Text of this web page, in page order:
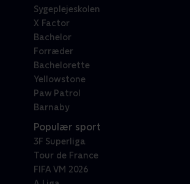
Sygeplejeskolen
X Factor
Bachelor
Forræder
Bachelorette
Yellowstone
Paw Patrol
Barnaby
Populær sport
3F Superliga
Tour de France
FIFA VM 2026